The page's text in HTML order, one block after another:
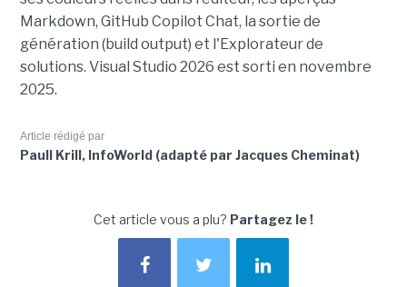
Markdown, GitHub Copilot Chat, la sortie de
génération (build output) et l'Explorateur de
solutions. Visual Studio 2026 est sorti en novembre
2025.
Article rédigé par
Paull Krill, InfoWorld (adapté par Jacques Cheminat)
Cet article vous a plu? Partagez le !